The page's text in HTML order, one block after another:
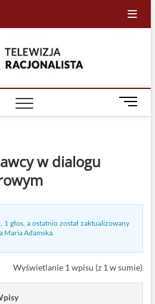
M
e
o
w dialogu
głos, a ostatnio został zaktualizowany
Maria Adamska.
Wyświetlanie 1 wpisu (z 1 w sumie)